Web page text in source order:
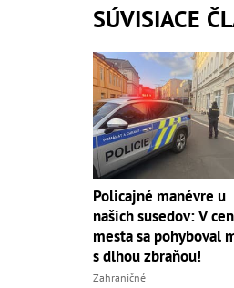
SÚVISIACE
Policajné manévre u
našich susedov: V
mesta sa pohyboval
s dlhou zbraňou!
Zahraničné